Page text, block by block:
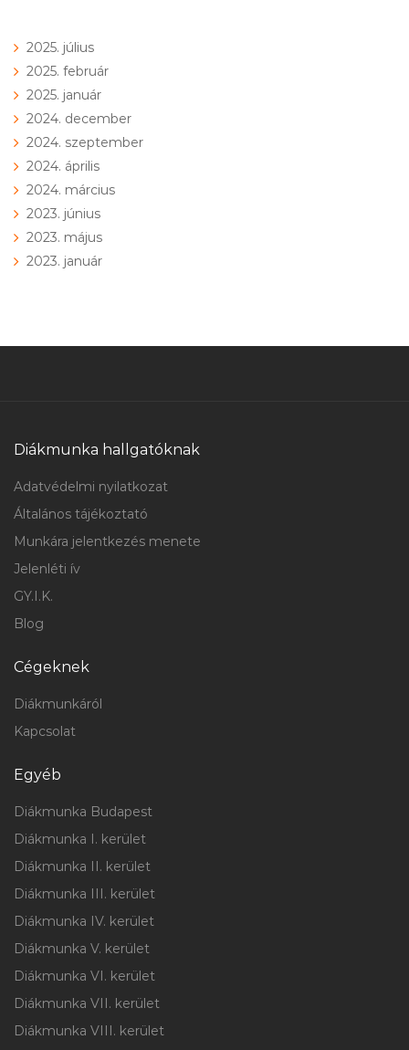
2025. július
2025. február
2025. január
2024. december
2024. szeptember
2024. április
2024. március
2023. június
2023. május
2023. január
Diákmunka hallgatóknak
Adatvédelmi nyilatkozat
Általános tájékoztató
Munkára jelentkezés menete
Jelenléti ív
GY.I.K.
Blog
Cégeknek
Diákmunkáról
Kapcsolat
Egyéb
Diákmunka Budapest
Diákmunka I. kerület
Diákmunka II. kerület
Diákmunka III. kerület
Diákmunka IV. kerület
Diákmunka V. kerület
Diákmunka VI. kerület
Diákmunka VII. kerület
Diákmunka VIII. kerület